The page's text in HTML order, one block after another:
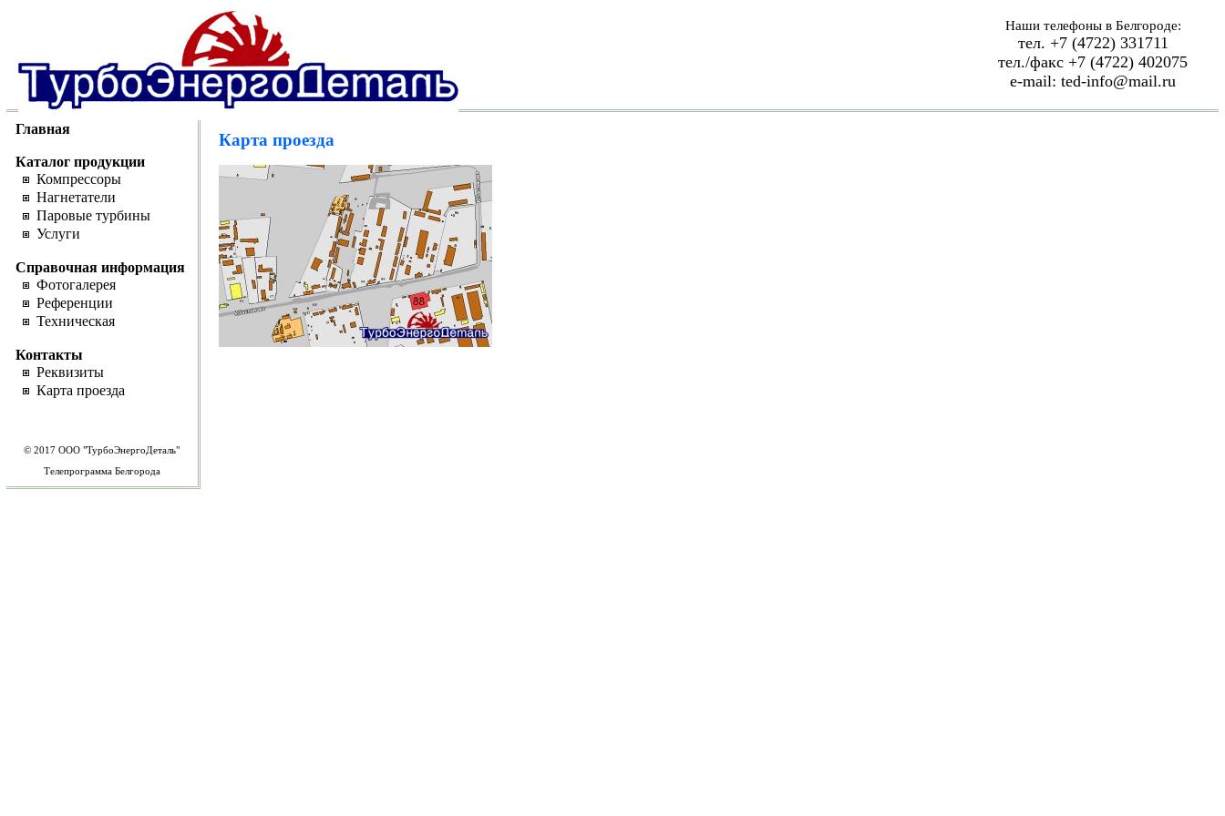
Наши телефоны в Белгороде:
тел. +7 (4722) 331711
тел./факс +7 (4722) 402075
e-mail: ted-info@mail.ru
Главная
Каталог продукции
Компрессоры
Нагнетатели
Паровые турбины
Услуги
Справочная информация
Фотогалерея
Референции
Техническая
Контакты
Реквизиты
Карта проезда
© 2017ООО "ТурбоЭнергоДеталь"
Телепрограмма Белгорода
Карта проезда